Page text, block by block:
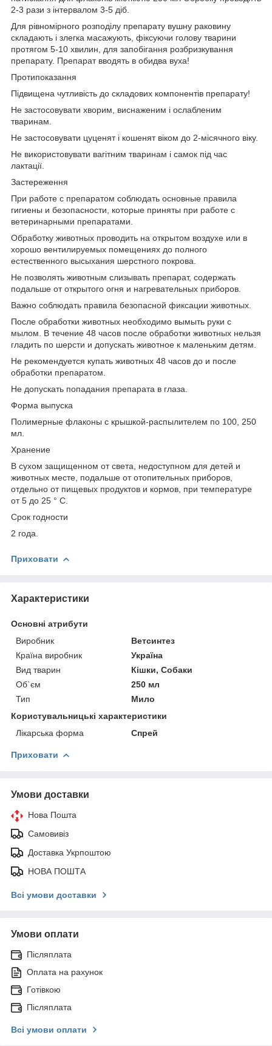
2-3 рази з інтервалом 3-5 діб.
Для рівномірного розподілу препарату вушну раковину
складають і злегка масажують, фіксуючи голову тварини
протягом 5-10 хвилин, для запобігання розбризкування
препарату. Препарат вводять в обидва вуха!
Протипоказання
Підвищена чутливість до складових компонентів препарату!
Не застосовувати хворим, виснаженим і ослабленим
тваринам.
Не застосовувати цуценят і кошенят віком до 2-місячного віку.
Не використовувати вагітним тваринам і самок під час
лактації.
Застереження
При работе с препаратом соблюдать основные правила
гигиены и безопасности, которые приняты при работе с
ветеринарными препаратами.
Обработку животных проводить на открытом воздухе или в
хорошо вентилируемых помещениях до полного
естественного высыхания шерстного покрова.
Не позволять животным слизывать препарат, содержать
подальше от открытого огня и нагревательных приборов.
Важно соблюдать правила безопасной фиксации животных.
После обработки животных необходимо вымыть руки с
мылом. В течение 48 часов после обработки животных нельзя
гладить по шерсти и допускать животное к маленьким детям.
Не рекомендуется купать животных 48 часов до и после
обработки препаратом.
Не допускать попадания препарата в глаза.
Форма выпуска
Полимерные флаконы с крышкой-распылителем по 100, 250
мл.
Хранение
В сухом защищенном от света, недоступном для детей и
животных месте, подальше от отопительных приборов,
отдельно от пищевых продуктов и кормов, при температуре
от 5 до 25 ° С.
Срок годности
2 года.
Приховати
Характеристики
Основні атрибути
Виробник
Ветсинтез
Країна виробник
Україна
Вид тварин
Кішки, Собаки
Об`єм
250 мл
Тип
Мило
Користувальницькі характеристики
Лікарська форма
Спрей
Приховати
Умови доставки
Нова Пошта
Самовивіз
Доставка Укрпоштою
НОВА ПОШТА
Всі умови доставки
Умови оплати
Післяплата
Оплата на рахунок
Готівкою
Післяплата
Всі умови оплати